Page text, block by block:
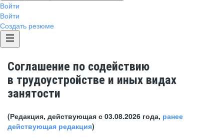
Войти
Войти
Создать резюме
Соглашение по содействию
в трудоустройстве и иных видах
занятости
(Редакция, действующая с 03.08.2026 года, ранее
действующая редакция)